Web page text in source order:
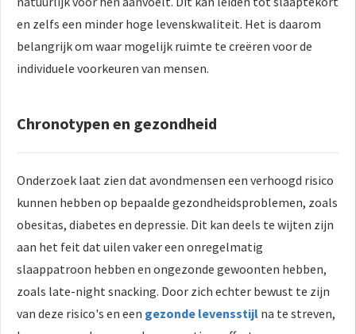
en zelfs een minder hoge levenskwaliteit. Het is daarom
belangrijk om waar mogelijk ruimte te creëren voor de
individuele voorkeuren van mensen.
Chronotypen en gezondheid
Onderzoek laat zien dat avondmensen een verhoogd risico
kunnen hebben op bepaalde gezondheidsproblemen, zoals
obesitas, diabetes en depressie. Dit kan deels te wijten zijn
aan het feit dat uilen vaker een onregelmatig
slaappatroon hebben en ongezonde gewoonten hebben,
zoals late-night snacking. Door zich echter bewust te zijn
van deze risico's en een gezonde levensstijl na te streven,